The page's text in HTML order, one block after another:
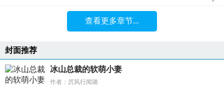
查看更多章节...
封面推荐
冰山总裁的软萌小妻
作者：厉风行闻璐